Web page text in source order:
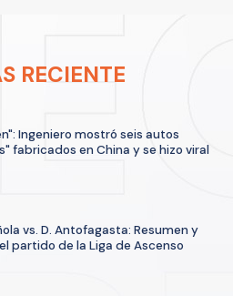
RECIENTE
Ingeniero mostró seis autos
fabricados en China y se hizo viral
vs. D. Antofagasta: Resumen y
partido de la Liga de Ascenso